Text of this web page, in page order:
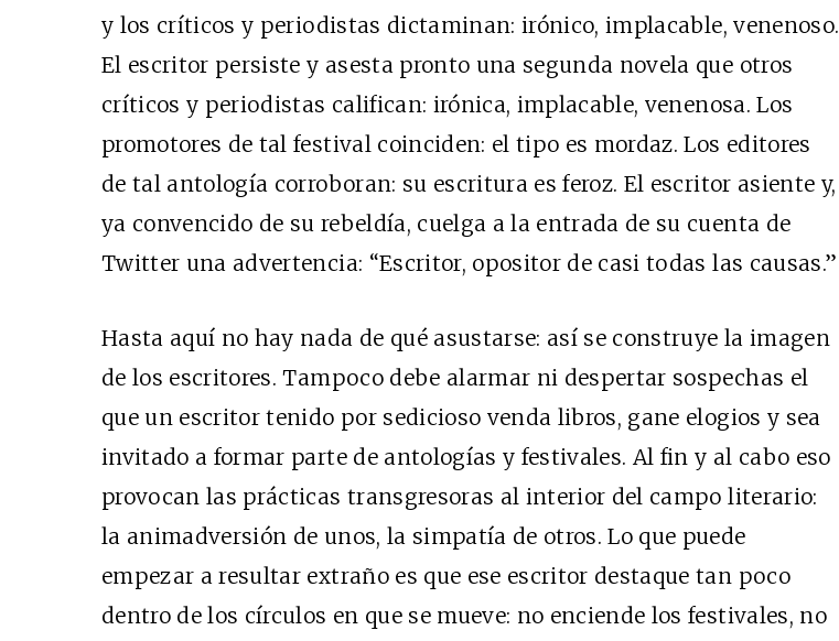
y los críticos y periodistas dictaminan: irónico, implacable, venenoso.
El escritor persiste y asesta pronto una segunda novela que otros
críticos y periodistas califican: irónica, implacable, venenosa. Los
promotores de tal festival coinciden: el tipo es mordaz. Los editores
de tal antología corroboran: su escritura es feroz. El escritor asiente y,
ya convencido de su rebeldía, cuelga a la entrada de su cuenta de
Twitter una advertencia: “Escritor, opositor de casi todas las causas.”
Hasta aquí no hay nada de qué asustarse: así se construye la imagen
de los escritores. Tampoco debe alarmar ni despertar sospechas el
que un escritor tenido por sedicioso venda libros, gane elogios y sea
invitado a formar parte de antologías y festivales. Al fin y al cabo eso
provocan las prácticas transgresoras al interior del campo literario:
la animadversión de unos, la simpatía de otros. Lo que puede
empezar a resultar extraño es que ese escritor destaque tan poco
dentro de los círculos en que se mueve: no enciende los festivales, no